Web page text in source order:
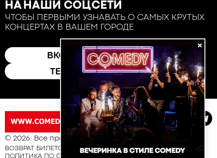
×
НА НАШИ СОЦСЕТИ
ЧТОБЫ ПЕРВЫМИ УЗНАВАТЬ О САМЫХ КРУТЫХ
КОНЦЕРТАХ В ВАШЕМ ГОРОДЕ
ВКОНТАКТЕ
ТЕЛЕГРАМ
© 2026. Все права защищены
ВОЗВРАТ БИЛЕТОВ
ПОЛИТИКА ПО ОБРАБОТКЕ И ЗАЩИТЕ